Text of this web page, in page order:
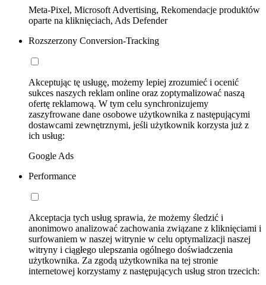
Meta-Pixel, Microsoft Advertising, Rekomendacje produktów
oparte na kliknięciach, Ads Defender
Rozszerzony Conversion-Tracking
Akceptując tę usługę, możemy lepiej zrozumieć i ocenić
sukces naszych reklam online oraz zoptymalizować naszą
ofertę reklamową. W tym celu synchronizujemy
zaszyfrowane dane osobowe użytkownika z następującymi
dostawcami zewnętrznymi, jeśli użytkownik korzysta już z
ich usług:
Google Ads
Performance
Akceptacja tych usług sprawia, że możemy śledzić i
anonimowo analizować zachowania związane z kliknięciami i
surfowaniem w naszej witrynie w celu optymalizacji naszej
witryny i ciągłego ulepszania ogólnego doświadczenia
użytkownika. Za zgodą użytkownika na tej stronie
internetowej korzystamy z następujących usług stron trzecich: